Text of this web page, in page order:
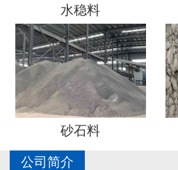
水稳料
砂石料
公司简介